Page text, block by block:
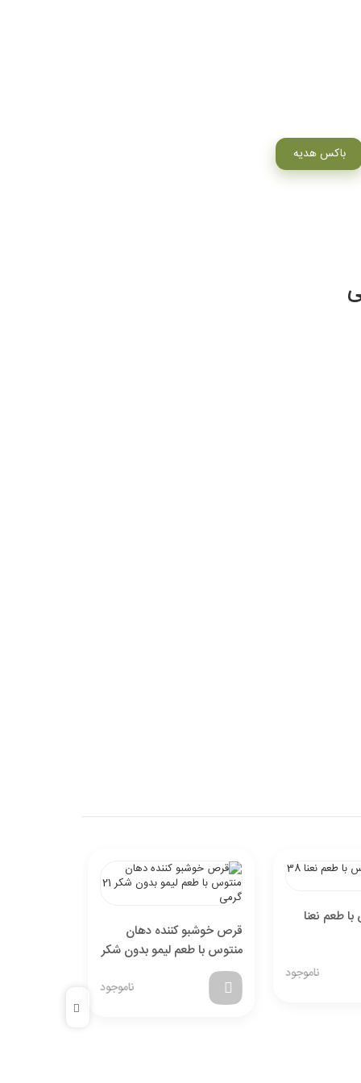
باکس هدیه
طعم نعنا
ناموجود
قرص خوشبو کننده دهان
منتوس با طعم لیمو بدون شکر
21 گرمی
ناموجود